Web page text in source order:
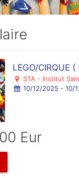
LEGO/CIRQUE
STA - Institut
10/12/2025 - 10/
Eur